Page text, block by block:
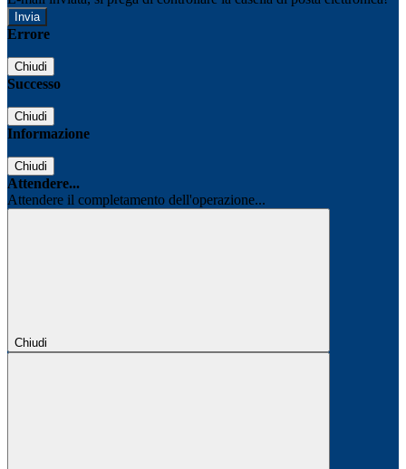
Errore
Chiudi
Successo
Chiudi
Informazione
Chiudi
Attendere...
Attendere il completamento dell'operazione...
Chiudi